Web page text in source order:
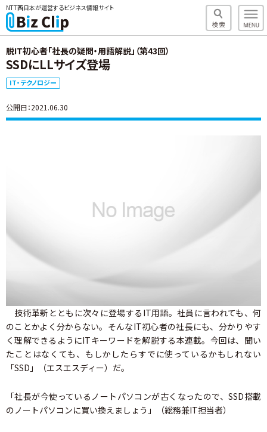
NTT西日本が運営するビジネス情報サイト
脱IT初心者「社長の疑問・用語解説」（第43回）
SSDにLLサイズ登場
IT・テクノロジー
公開日：2021.06.30
技術革新とともに次々に登場するIT用語。社員に言われても、何
のことかよく分からない。そんなIT初心者の社長にも、分かりやす
く理解できるようにITキーワードを解説する本連載。今回は、聞い
たことはなくても、もしかしたらすでに使っているかもしれない
「SSD」（エスエスディー）だ。
「社長が今使っているノートパソコンが古くなったので、SSD搭載
のノートパソコンに買い換えましょう」（総務兼IT担当者）